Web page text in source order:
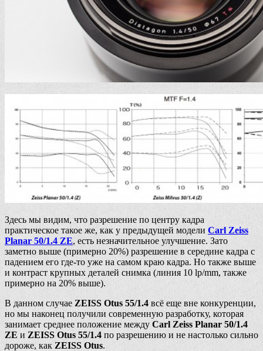
Здесь мы видим, что разрешение по центру кадра
практическое такое же, как у предыдущей модели Carl Zeiss
Planar 50/1.4 ZE, есть незначительное улучшение. Зато
заметно выше (примерно 20%) разрешение в середине кадра с
падением его где-то уже на самом краю кадра. Но также выше
и контраст крупных деталей снимка (линия 10 lp/mm, также
примерно на 20% выше).
В данном случае ZEISS Otus 55/1.4 всё еще вне конкуренции,
но мы наконец получили современную разработку, которая
занимает среднее положение между Carl Zeiss Planar 50/1.4
ZE и ZEISS Otus 55/1.4 по разрешению и не настолько сильно
дороже, как ZEISS Otus.